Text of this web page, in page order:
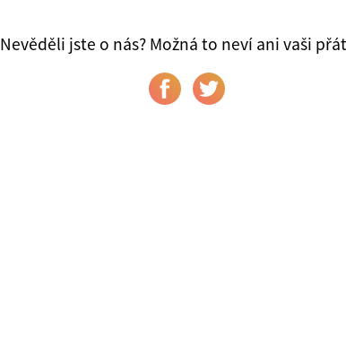
Nevěděli jste o nás? Možná to neví ani vaši